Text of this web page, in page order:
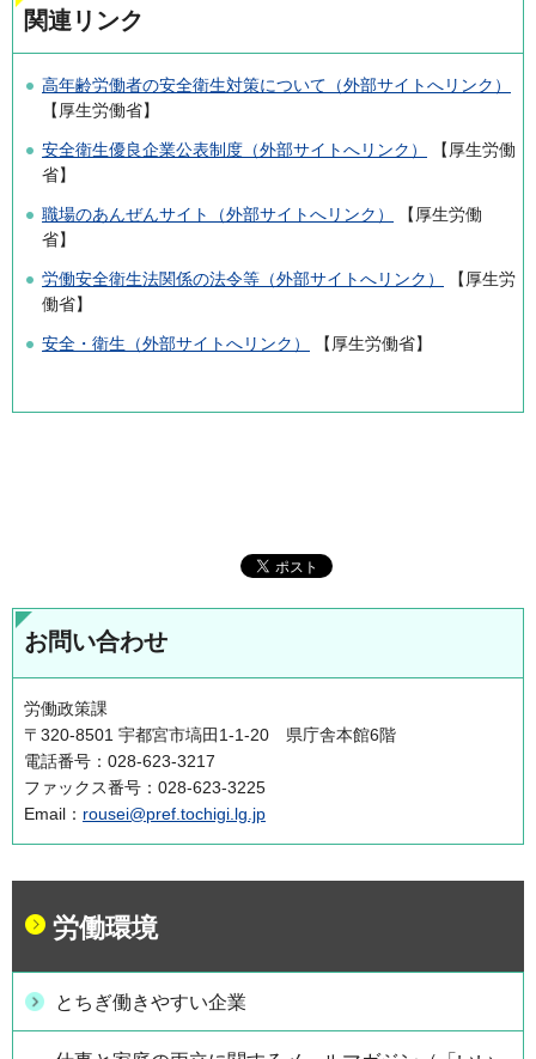
関連リンク
高年齢労働者の安全衛生対策について（外部サイトへリンク）
【厚生労働省】
安全衛生優良企業公表制度（外部サイトへリンク）
【厚生労働
省】
職場のあんぜんサイト（外部サイトへリンク）
【厚生労働
省】
労働安全衛生法関係の法令等（外部サイトへリンク）
【厚生労
働省】
安全・衛生（外部サイトへリンク） 【厚生労働省】
お問い合わせ
労働政策課
〒320-8501 宇都宮市塙田1-1-20 県庁舎本館6階
電話番号：028-623-3217
ファックス番号：028-623-3225
Email： rousei@pref.tochigi.lg.jp
労働環境
とちぎ働きやすい企業